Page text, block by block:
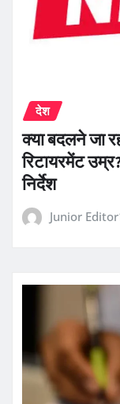
देश
क्या बदलने जा
रिटायरमेंट
निर्देश
Junior